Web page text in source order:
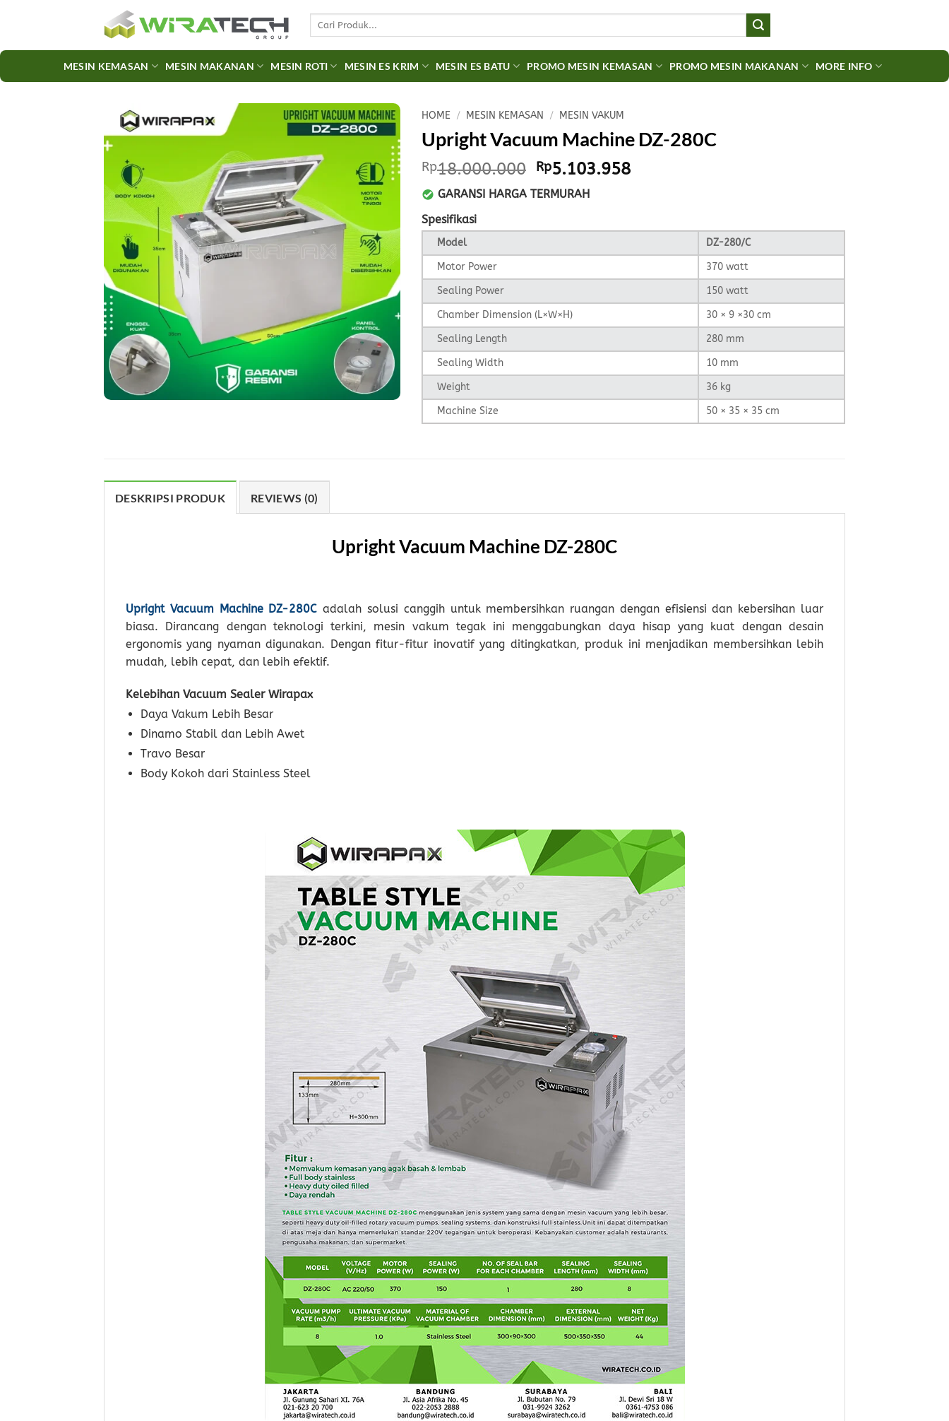
Search
MESIN KEMASAN MESIN MAKANAN MESIN ROTI MESIN ES KRIM MESIN ES BATU PROMO MESIN KEMASAN PROMO MESIN MAKANAN MORE INFO
HOME / MESIN KEMASAN / MESIN VAKUM
Upright Vacuum Machine DZ-280C
Rp18.000.000 Original
price
was:
Rp5.103.958Current
GARANSI HARGA TERMURAH
Spesifikasi
Model
DZ-280/C
Motor Power
370 watt
Sealing Power
150 watt
Chamber Dimension (L×W×H)
30 × 9 ×30 cm
Sealing Length
280 mm
Sealing Width
10 mm
Weight
36 kg
Machine Size
50 × 35 × 35 cm
DESKRIPSI PRODUK REVIEWS (0)
Upright Vacuum Machine DZ-280C
Upright Vacuum Machine DZ-280C adalah solusi canggih untuk membersihkan ruangan dengan efisiensi dan kebersihan luar
biasa. Dirancang dengan teknologi terkini, mesin vakum tegak ini menggabungkan daya hisap yang kuat dengan desain
ergonomis yang nyaman digunakan. Dengan fitur-fitur inovatif yang ditingkatkan, produk ini menjadikan membersihkan lebih
mudah, lebih cepat, dan lebih efektif.
Kelebihan Vacuum Sealer Wirapax
Daya Vakum Lebih Besar
Dinamo Stabil dan Lebih Awet
Travo Besar
Body Kokoh dari Stainless Steel